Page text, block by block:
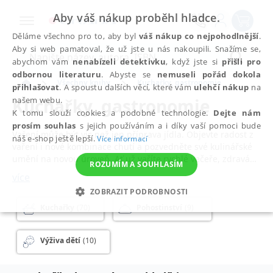
Všechny knihy Kuchařky, gastronomie
Kuchařky, gastronomie
Vaření může být víc než jen příprava jídla. Objevte radost z
vaření i nové kombinace chutí a pozvedněte své kulinářské
umění na novou úroveň. Ať už vaříte rychlé večeře, zdravá
jídla pro celou rodinu, nebo si chcete dopřát gurmánský
za krokem k dokonalému výsledku. V kategorii kuchařky a
slavnostní chvíle i kulinářské výzvy.
Milovníky tradiční české kuchyně potěší
recepty,zapomenutá středověká kuchyně
Výživa dětí (10)
Aby váš nákup proběhl hladce.
Děláme všechno pro to, aby bylváš nákup co nejpohodlnější.
Aby si web pamatoval, že už jste u nás nakoupili. Snažíme se,
abychom vám nenabízeli detektivku, když jste si přišli pro
odbornou literaturu. Abyste se nemuseli pořád dokola
přihlašovat. A spoustu dalších věcí, které vám ulehčí nákup na
našem webu.
K tomu slouží cookies a podobné technologie. Dejte nám
prosím souhlas s jejich používáním a i díky vaší pomoci bude
náš e-shop ještě lepší.Více informací
ROZUMÍM A SOUHLASÍM
ZOBRAZIT PODROBNOSTI
NEZBYTNÉ ANALYTICKÉ MARKETINGOVÉ
FUNKČNÍ